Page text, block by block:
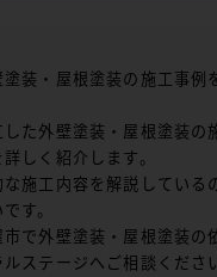
装・屋根塗装の施工事例
た外壁塗装・屋根塗装の
しく紹介します。
施工内容を解説している
す。
で外壁塗装・屋根塗装の
ステージへご相談くださ